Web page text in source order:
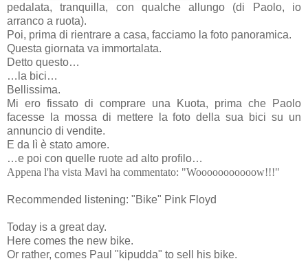
pedalata, tranquilla, con qualche allungo (di Paolo, io
arranco a ruota).
Poi, prima di rientrare a casa, facciamo la foto panoramica.
Questa giornata va immortalata.
Detto questo…
…la bici…
Bellissima.
Mi ero fissato di comprare una Kuota, prima che Paolo
facesse la mossa di mettere la foto della sua bici su un
annuncio di vendite.
E da lì è stato amore.
…e poi con quelle ruote ad alto profilo…
Appena l'ha vista Mavi ha commentato: "Wooooooooooow!!!"
Recommended listening: "Bike" Pink Floyd
Today is a great day.
Here comes the new bike.
Or rather, comes Paul "kipudda" to sell his bike.